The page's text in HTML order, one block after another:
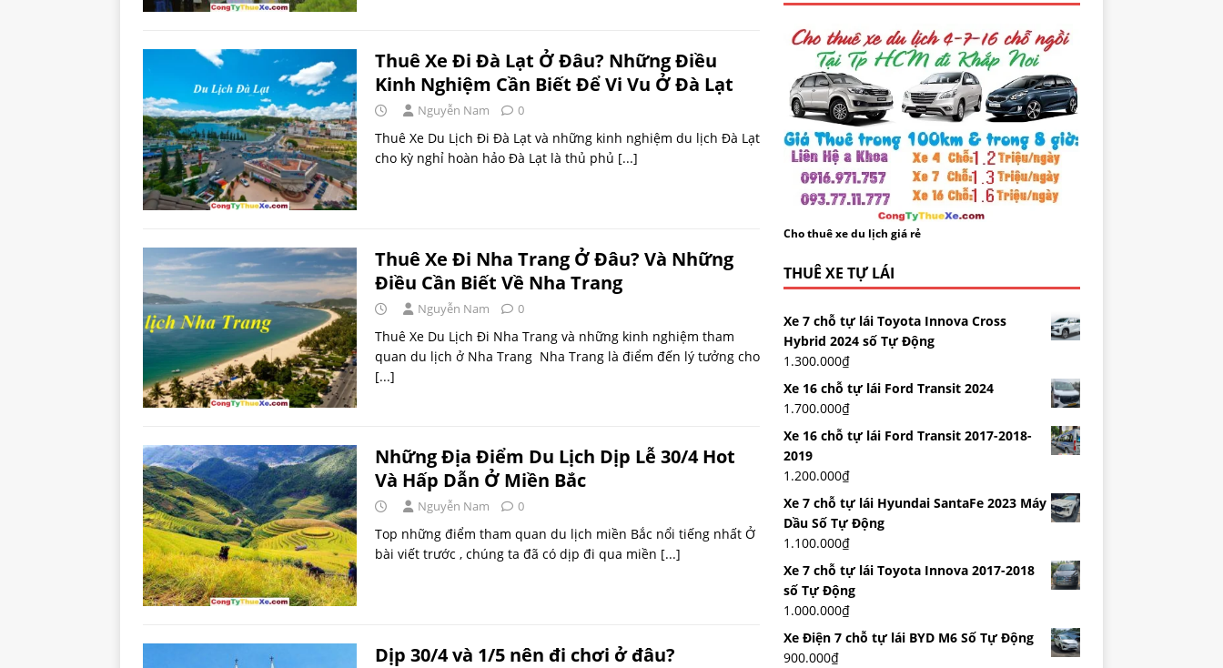
Thuê Xe Đi Đà Lạt Ở Đâu? Những Điều
Kinh Nghiệm Cần Biết Để Vi Vu Ở Đà Lạt
Nguyễn Nam 0
Thuê Xe Du Lịch Đi Đà Lạt và những kinh nghiệm du lịch Đà Lạt
cho kỳ nghỉ hoàn hảo Đà Lạt là thủ phủ [...]
Thuê Xe Đi Nha Trang Ở Đâu? Và Những
Điều Cần Biết Về Nha Trang
Nguyễn Nam 0
Thuê Xe Du Lịch Đi Nha Trang và những kinh nghiệm tham
quan du lịch ở Nha Trang Nha Trang là điểm đến lý tưởng cho
[...]
Những Địa Điểm Du Lịch Dịp Lễ 30/4 Hot
Và Hấp Dẫn Ở Miền Bắc
Nguyễn Nam 0
Top những điểm tham quan du lịch miền Bắc nổi tiếng nhất Ở
bài viết trước , chúng ta đã có dịp đi qua miền [...]
Dịp 30/4 và 1/5 nên đi chơi ở đâu?
Cho thuê xe du lịch giá rẻ
THUÊ XE TỰ LÁI
Xe 7 chỗ tự lái Toyota Innova Cross
Hybrid 2024 số Tự Động
1.300.000₫
Xe 16 chỗ tự lái Ford Transit 2024
1.700.000₫
Xe 16 chỗ tự lái Ford Transit 2017-2018-
2019
1.200.000₫
Xe 7 chỗ tự lái Hyundai SantaFe 2023 Máy
Dầu Số Tự Động
1.100.000₫
Xe 7 chỗ tự lái Toyota Innova 2017-2018
số Tự Động
1.000.000₫
Xe Điện 7 chỗ tự lái BYD M6 Số Tự Động
900.000₫